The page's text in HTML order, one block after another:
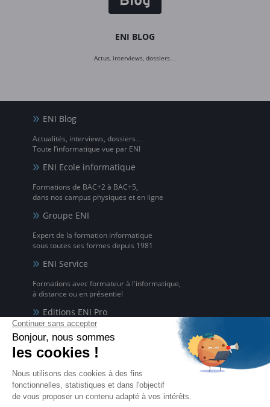
ENI BLOG
Actus, interviews, dossiers…
ENI Blog
Actualités, interviews, dossiers…
Toute l’informatique vue par ENI
ENI Ecole informatique
Formations de BAC+2 à BAC+5,
dans nos campus physiques et en ligne
Groupe ENI
Expert de la formation informatique
sous toutes ses formes depuis 1981
ENI Service
Formations avec formateur à l'informatique,
à distance ou en présentiel
Editions ENI Pro
pour les organismes de formation
ENI elearning
La solution de formation à l'informatique en ligne,
disponible en 5 langues